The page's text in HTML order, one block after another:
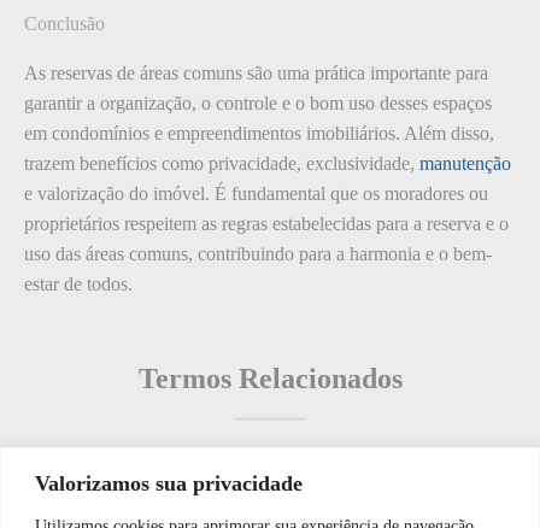
Valorizamos sua privacidade
Conclusão
As reservas de áreas comuns são uma prática importante para
garantir a organização, o controle e o bom uso desses espaços
em condomínios e empreendimentos imobiliários. Além disso,
trazem benefícios como privacidade, exclusividade, manutenção
e valorização do imóvel. É fundamental que os moradores ou
proprietários respeitem as regras estabelecidas para a reserva e o
uso das áreas comuns, contribuindo para a harmonia e o bem-
estar de todos.
Termos Relacionados
Termos populares